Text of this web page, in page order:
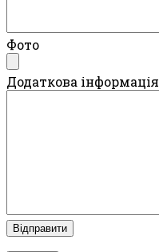
Фото
Додаткова інформація